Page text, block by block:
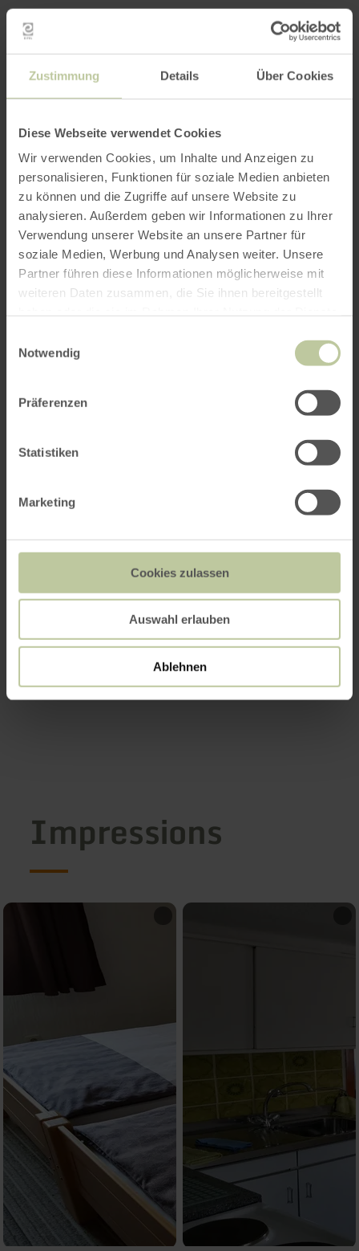
Zustimmung Details Über Cookies
Diese Webseite verwendet Cookies
Wir verwenden Cookies, um Inhalte und Anzeigen zu
personalisieren, Funktionen für soziale Medien anbieten
zu können und die Zugriffe auf unsere Website zu
analysieren. Außerdem geben wir Informationen zu Ihrer
Verwendung unserer Website an unsere Partner für
soziale Medien, Werbung und Analysen weiter. Unsere
Partner führen diese Informationen möglicherweise mit
weiteren Daten zusammen, die Sie ihnen bereitgestellt
Notwendig
Präferenzen
Statistiken
Marketing
Cookies zulassen
Auswahl erlauben
Ablehnen
Impressions